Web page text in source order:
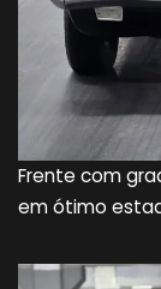
Frente com
em ótimo